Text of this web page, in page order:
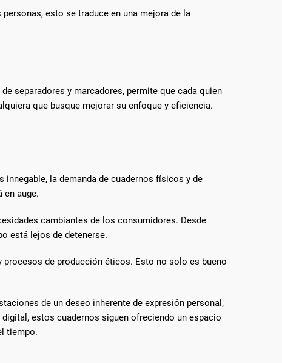
esto se traduce en una mejora de la
separadores y marcadores, permite que cada quien
que busque mejorar su enfoque y eficiencia.
la demanda de cuadernos físicos y de
en auge.
cambiantes de los consumidores. Desde
está lejos de detenerse.
de producción éticos. Esto no solo es bueno
de un deseo inherente de expresión personal,
estos cuadernos siguen ofreciendo un espacio
tiempo.